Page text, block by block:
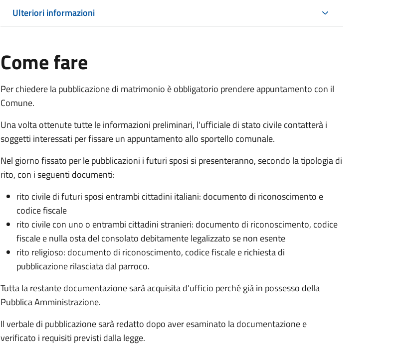
Ulteriori informazioni
Come fare
Per chiedere la pubblicazione di matrimonio è obbligatorio prendere appuntamento con il
Comune.
Una volta ottenute tutte le informazioni preliminari, l'ufficiale di stato civile contatterà i
soggetti interessati per fissare un appuntamento allo sportello comunale.
Nel giorno fissato per le pubblicazioni i futuri sposi si presenteranno, secondo la tipologia di
rito, con i seguenti documenti:
rito civile di futuri sposi entrambi cittadini italiani: documento di riconoscimento e
codice fiscale
rito civile con uno o entrambi cittadini stranieri: documento di riconoscimento, codice
fiscale e nulla osta del consolato debitamente legalizzato se non esente
rito religioso: documento di riconoscimento, codice fiscale e richiesta di
pubblicazione rilasciata dal parroco.
Tutta la restante documentazione sarà acquisita d’ufficio perché già in possesso della
Pubblica Amministrazione.
Il verbale di pubblicazione sarà redatto dopo aver esaminato la documentazione e
verificato i requisiti previsti dalla legge.